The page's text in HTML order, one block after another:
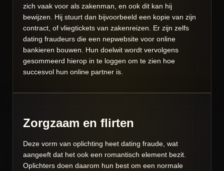
zich vaak voor als zakenman, en ook dit kan hij
bewijzen. Hij stuurt dan bijvoorbeeld een kopie van zijn
contract, of vliegtickets van zakenreizen. Er zijn zelfs
dating fraudeurs die een nepwebsite voor online
bankieren bouwen. Hun doelwit wordt vervolgens
gesommeerd hierop in te loggen om te zien hoe
succesvol hun online partner is.
Zorgzaam en flirten
Deze vorm van oplichting heet dating fraude, wat
aangeeft dat het ook een romantisch element bezit.
Oplichters doen daarom hun best om een normale